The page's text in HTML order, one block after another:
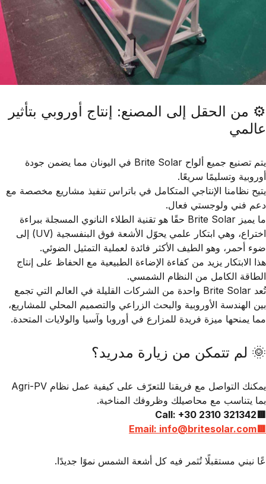
⚙️ من الحقل إلى المصنع: إنتاج أوروبي بتأثير
عالمي
يتم تصنيع جميع ألواح Brite Solar في اليونان مما يضمن جودة
أوروبية وتسليمًا سريعًا.
يتيح نظامنا الإنتاجي المتكامل في باتراس تنفيذ مشاريع مخصصة مع
دعم فني ولوجستي فعال.
ما يميز Brite Solar حقًا هو تقنية الطلاء النانوي المسجلة ببراءة
اختراع، وهي ابتكار علمي يحوّل الأشعة فوق البنفسجية (UV)
إلى
ضوء أحمر ، وهو الطيف الأكثر فائدة لعملية التمثيل الضوئي.
هذا الابتكار يزيد من كفاءة الإضاءة الطبيعية مع الحفاظ على إنتاج
الطاقة الكامل من النظام الشمسي.
تُعد Brite Solar واحدة من الشركات القليلة في العالم التي تجمع
بين الهندسة الأوروبية والبحث الزراعي والتصميم المحلي للمشاريع،
مما يمنحها ميزة فريدة للمزارع في أوروبا وآسيا والولايات المتحدة.
🌞 لم تتمكن من زيارة مدريد؟
يمكنك التواصل مع فريقنا للتعرّف على كيفية عمل نظام Agri-PV
بما يتناسب مع محاصيلك وظروفك المناخية.
🟥Call: +30 2310 321342
🟥Email: info@britesolar.com
عًا نبني مستقبلًا تُثمر فيه كل أشعة الشمس نموًا جديدًا.